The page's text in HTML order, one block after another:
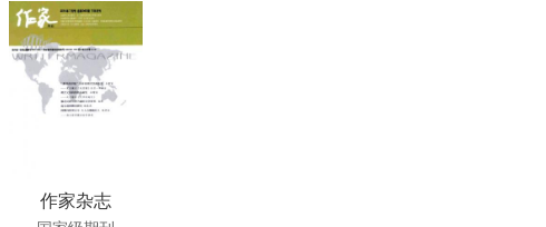
作家杂志